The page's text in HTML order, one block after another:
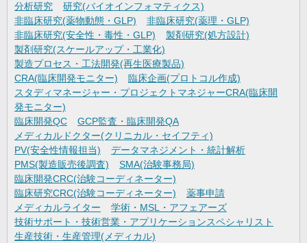
分析研究
研究(バイオインフォマティクス)
非臨床研究(薬物動態・GLP)
非臨床研究(薬理・GLP)
非臨床研究(安全性・毒性・GLP)
製剤研究(処方設計)
製剤研究(スケールアップ・工業化)
製造プロセス・工法開発(再生医療製品)
CRA(臨床開発モニター)
臨床企画(プロトコル作成)
スタディマネージャー・プロジェクトマネジャーCRA(臨床開
発モニター)
臨床開発QC
GCP監査・臨床開発QA
メディカルドクター(クリニカル・セイフティ)
PV(安全性情報担当)
データマネジメント・統計解析
PMS(製造販売後調査)
SMA(治験事務局)
臨床開発CRC(治験コーディネーター)
臨床研究CRC(治験コーディネーター)
薬事申請
メディカルライター
学術・MSL・アフェアーズ
技術サポート・技術営業・アプリケーションスペシャリスト
生産技術・生産管理(メディカル)